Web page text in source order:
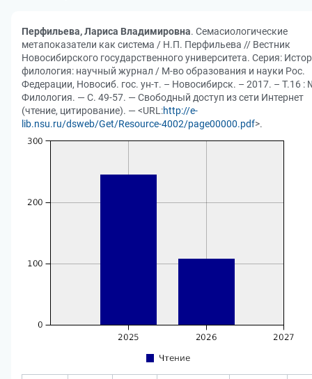
Перфильева, Лариса Владимировна. Семасиологические
метапоказатели как система / Н.П. Перфильева // Вестник
Новосибирского государственного университета. Серия:
филология: научный журнал / М-во образования и науки Рос.
Федерации, Новосиб. гос. ун-т. – Новосибирск. – 2017. – Т.16 :
Филология. — С. 49-57. — Свободный доступ из сети Интернет
(чтение, цитирование). — <URL:http://e-
lib.nsu.ru/dsweb/Get/Resource-4002/page00000.pdf>.